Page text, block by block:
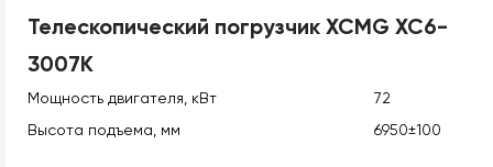
Телескопический погрузчик XCMG XC6-
3007K
Мощность двигателя, кВт
72
Высота подъема, мм
6950±100